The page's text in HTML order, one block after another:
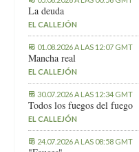
La deuda
EL CALLEJÓN
01.08.2026 A LAS 12:07 GMT
Mancha real
EL CALLEJÓN
30.07.2026 A LAS 12:34 GMT
Todos los fuegos del fuego
EL CALLEJÓN
24.07.2026 A LAS 08:58 GMT